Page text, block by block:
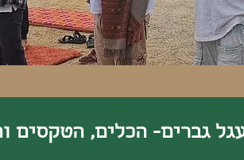
גברים- הכלים, הטקסים